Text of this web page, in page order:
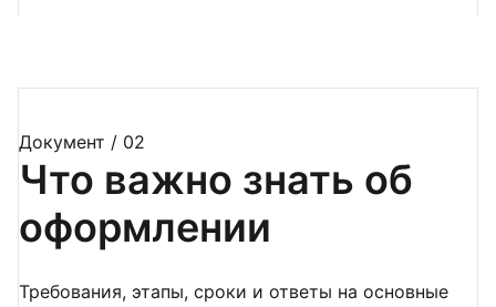
Документ / 02
Что важно знать об
оформлении
Требования, этапы, сроки и ответы на основные